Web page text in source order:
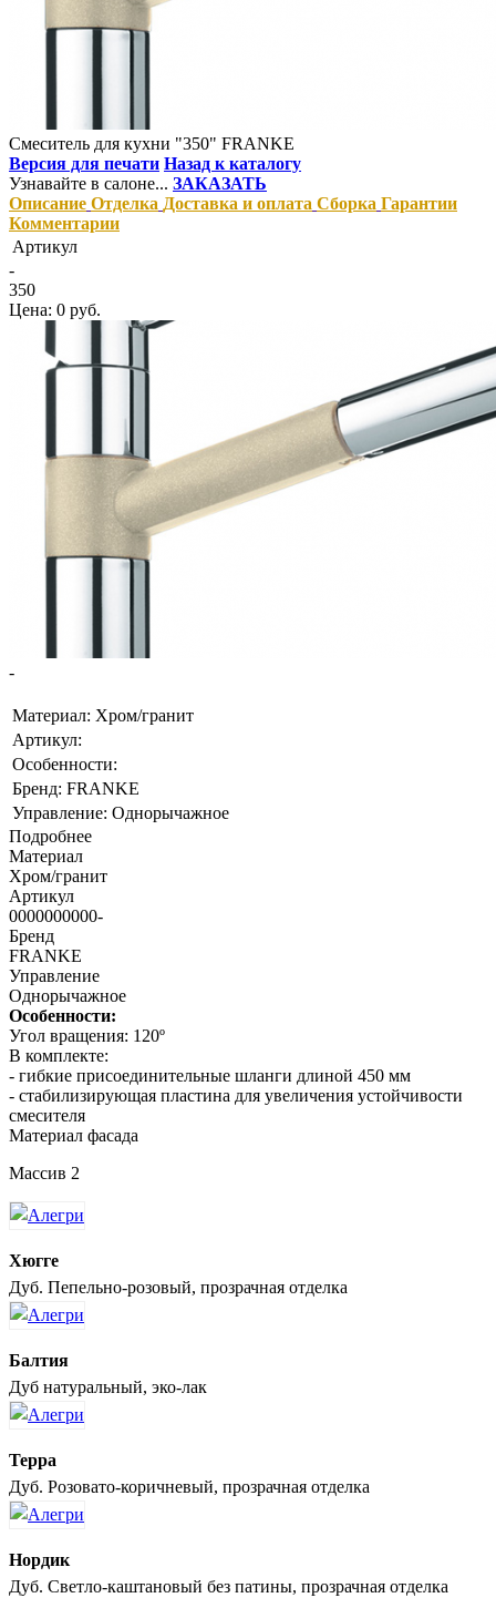
Смеситель для кухни "350" FRANKE
Версия для печати Назад к каталогу
Узнавайте в салоне... ЗАКАЗАТЬ
Описание Отделка Доставка и оплата Сборка Гарантии
Комментарии
Артикул
-
350
Цена: 0 руб.
-
Материал: Хром/гранит
Артикул:
Особенности:
Бренд: FRANKE
Управление: Однорычажное
Подробнее
Материал
Хром/гранит
Артикул
0000000000-
Бренд
FRANKE
Управление
Однорычажное
Особенности:
Угол вращения: 120º
В комплекте:
- гибкие присоединительные шланги длиной 450 мм
- стабилизирующая пластина для увеличения устойчивости
смесителя
Материал фасада
Массив 2
Хюгге
Дуб. Пепельно-розовый, прозрачная отделка
Балтия
Дуб натуральный, эко-лак
Терра
Дуб. Розовато-коричневый, прозрачная отделка
Нордик
Дуб. Светло-каштановый без патины, прозрачная отделка